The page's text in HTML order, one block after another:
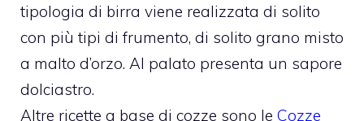
tipologia di birra viene realizzata di solito
con più tipi di frumento, di solito grano misto
a malto d’orzo. Al palato presenta un sapore
dolciastro.
Altre ricette a base di cozze sono le Cozze